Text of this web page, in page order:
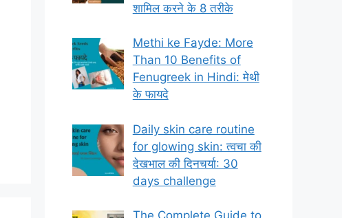
शामिल करने के 8 तरीके
Methi ke Fayde: More
Than 10 Benefits of
Fenugreek in Hindi: मेथी
के फायदे
Daily skin care routine
for glowing skin: त्वचा की
देखभाल की दिनचर्या: 30
days challenge
The Complete Guide to